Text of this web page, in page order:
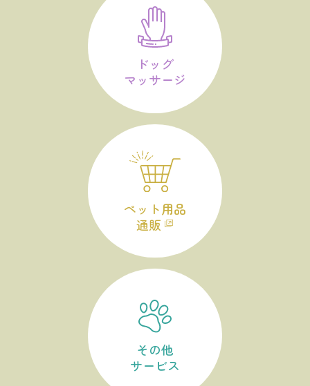
ドッグ
マッサージ
ペット用品
通販
その他
サービス